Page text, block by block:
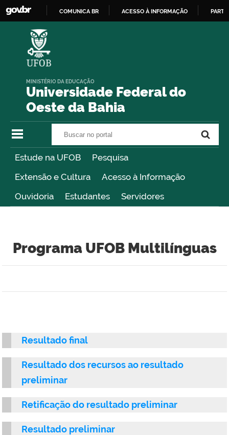
COMUNICA BR ACESSO À INFORMAÇÃO
Universidade Federal do
Oeste da Bahia
MINISTÉRIO DA EDUCAÇÃO
Estude na UFOB
Pesquisa
Extensão e Cultura
Acesso à Informação
Ouvidoria
Estudantes Servidores
Programa UFOB Multilínguas
Resultado final
Resultado dos recursos ao resultado
preliminar
Retificação do resultado preliminar
Resultado preliminar